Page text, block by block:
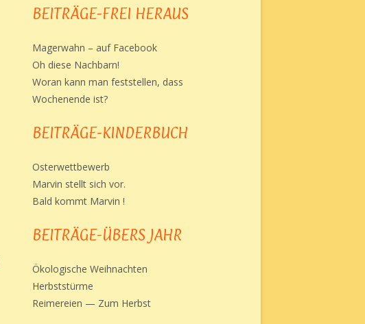
BEITRÄGE-FREI HERAUS
Magerwahn – auf Facebook
Oh diese Nachbarn!
Woran kann man feststellen, dass
Wochenende ist?
BEITRÄGE-KINDERBUCH
Osterwettbewerb
Marvin stellt sich vor.
Bald kommt Marvin !
BEITRÄGE-ÜBERS JAHR
Ökologische Weihnachten
Herbststürme
Reimereien — Zum Herbst